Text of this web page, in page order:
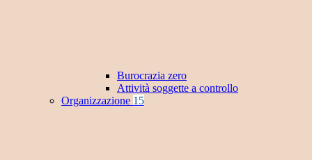
Burocrazia zero
Attività soggette a controllo
Organizzazione 15